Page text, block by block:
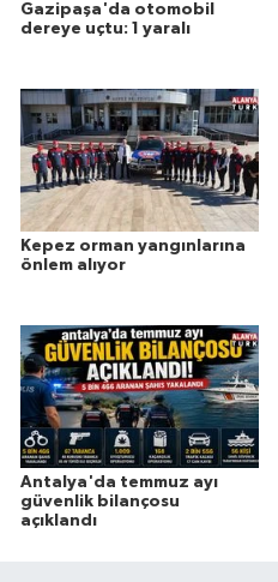
Gazipaşa'da otomobil
dereye uçtu: 1 yaralı
Kepez orman yangınlarına
önlem alıyor
Antalya'da temmuz ayı
güvenlik bilançosu
açıklandı